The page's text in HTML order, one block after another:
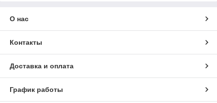
О нас
Контакты
Доставка и оплата
График работы